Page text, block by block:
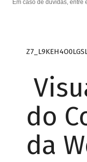
Em caso de dúvidas, entre
do
da